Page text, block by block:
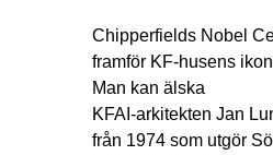
Chipperfields Nobel
framför KF-husens
Man kan älska
KFAI-arkitekten Jan
från 1974 som utgör